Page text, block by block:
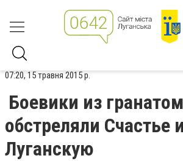
07:20, 15 травня 2015 р.
Боевики из
обстреляли Счастье
Луганскую